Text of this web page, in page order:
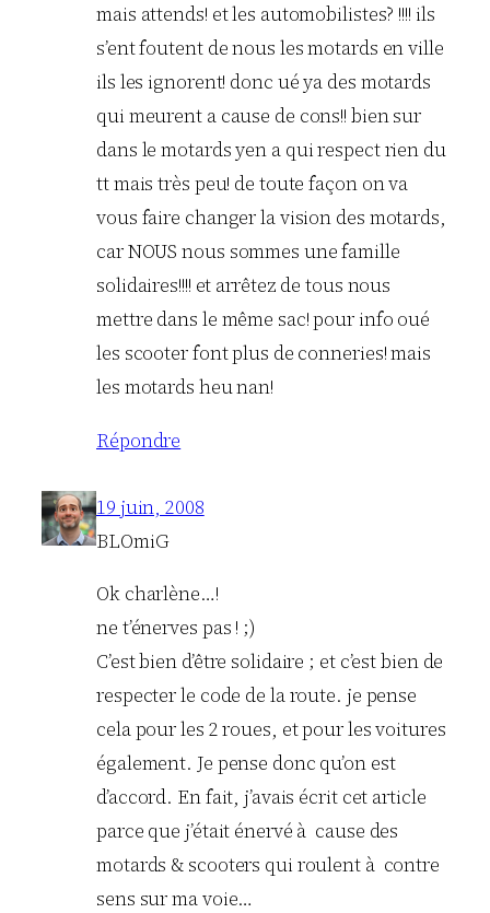
mais attends! et les automobilistes? !!!! ils
s’ent foutent de nous les motards en ville
ils les ignorent! donc ué ya des motards
qui meurent a cause de cons!! bien sur
dans le motards yen a qui respect rien du
tt mais très peu! de toute façon on va
vous faire changer la vision des motards,
car NOUS nous sommes une famille
solidaires!!!! et arrêtez de tous nous
mettre dans le même sac! pour info oué
les scooter font plus de conneries! mais
les motards heu nan!
Répondre
19 juin, 2008
BLOmiG
Ok charlène…!
ne t’énerves pas ! ;)
C’est bien d’être solidaire ; et c’est bien de
respecter le code de la route. je pense
cela pour les 2 roues, et pour les voitures
également. Je pense donc qu’on est
d’accord. En fait, j’avais écrit cet article
parce que j’était énervé à cause des
motards & scooters qui roulent à contre
sens sur ma voie…